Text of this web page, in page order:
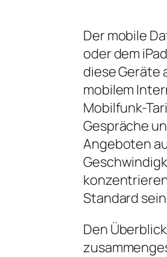
Der mobile
oder dem
diese Geräte
mobilem
Mobilfunk-
Gespräche
Angeboten
Standard
Den